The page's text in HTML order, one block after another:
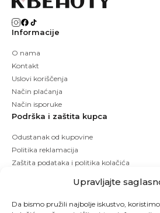
Upravljajte
Da bismo pružili najbolje iskustvo,
Informacije
O nama
Kontakt
Uslovi koriščenja
Način plaćanja
Način isporuke
Podrška i zaštita kupca
Odustanak od kupovine
Politika reklamacija
Zaštita podataka i politika kolačića